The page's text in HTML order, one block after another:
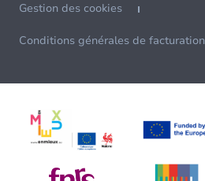
Gestion des cookies
Conditions générales de facturation